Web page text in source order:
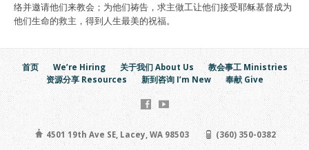
络并邀请他们来教会；为他们祷告，求主做工让他们接受耶稣基督成为
他们生命的救主，得到人生最美的祝福。
首页 We’re Hiring 关于我们 About Us
教会事工 Ministries
资源分享 Resources
新到咨询 I’m New 奉献 Give
4501 19th Ave SE, Lacey, WA 98503 (360) 350-0382